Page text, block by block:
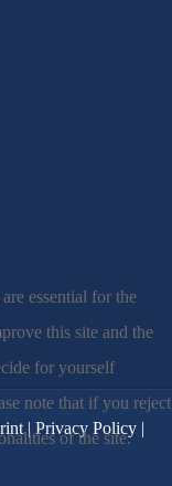
| Privacy Policy|
essential for the
this site and the
for yourself
note that if you reject
of the site.